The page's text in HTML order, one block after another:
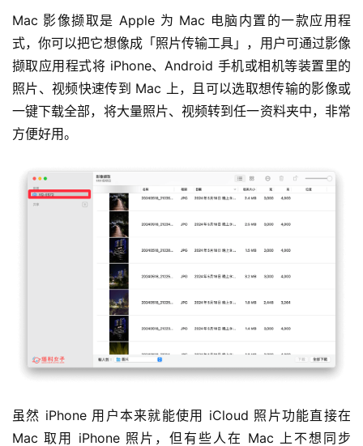
Mac 影像撷取是 Apple 为 Mac 电脑内置的一款应用程
式，你可以把它想像成「照片传输工具」，用户可通过影像
撷取应用程式将 iPhone、Android 手机或相机等装置里的
照片、视频快速传到 Mac 上，且可以选取想传输的影像或
一键下载全部，将大量照片、视频转到任一资料夹中，非常
方便好用。
虽然 iPhone 用户本来就能使用 iCloud 照片功能直接在
Mac 取用 iPhone 照片，但有些人在 Mac 上不想同步